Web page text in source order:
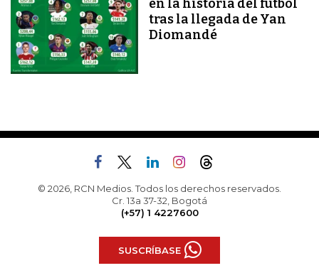
en la historia del fútbol
tras la llegada de Yan
Diomandé
© 2026, RCN Medios. Todos los derechos reservados.
Cr. 13a 37-32, Bogotá
(+57) 1 4227600
SUSCRÍBASE